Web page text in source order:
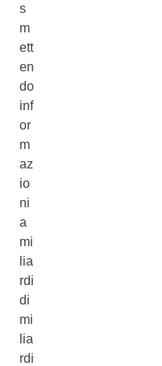
s
m
ett
en
do
inf
or
m
az
io
ni
a
mi
lia
rdi
di
mi
lia
rdi